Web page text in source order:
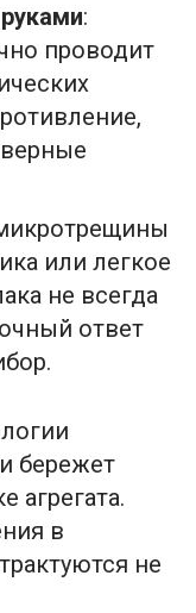
:
проводит
или легкое
не всегда
ответ
бережет
агрегата.
в
не